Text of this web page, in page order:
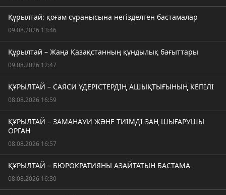
Құрылтай: қоғам сұранысына негізделген бастамалар
09.08.2026 13:46
Құрылтай – Жаңа Қазақстанның құндылық бағыттары
09.08.2026 12:47
ҚҰРЫЛТАЙ – САЯСИ ҮДЕРІСТЕРДІҢ АШЫҚТЫҒЫНЫҢ КЕПІЛІ
08.08.2026 16:59
ҚҰРЫЛТАЙ – ЗАМАНАУИ ЖӘНЕ ТИІМДІ ЗАҢ ШЫҒАРУШЫ
ОРГАН
08.08.2026 16:57
ҚҰРЫЛТАЙ – БЮРОКРАТИЯНЫ АЗАЙТАТЫН БАСТАМА
08.08.2026 16:30